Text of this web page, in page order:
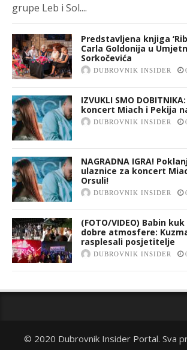
grupe Leb i Sol....
Predstavljena knjiga
Carla Goldonija u
Sorkočevića
DUBROVNIK INSIDER
IZVUKLI SMO
koncert Miach i Pekija
DUBROVNIK INSIDER
NAGRADNA IGRA!
ulaznice za koncert
Orsuli!
DUBROVNIK INSIDER
(FOTO/VIDEO) Babin
dobre atmosfere:
rasplesali posjetitelje
DUBROVNIK INSIDER
© 2020 Dubrovnik Insider Portal. Sva